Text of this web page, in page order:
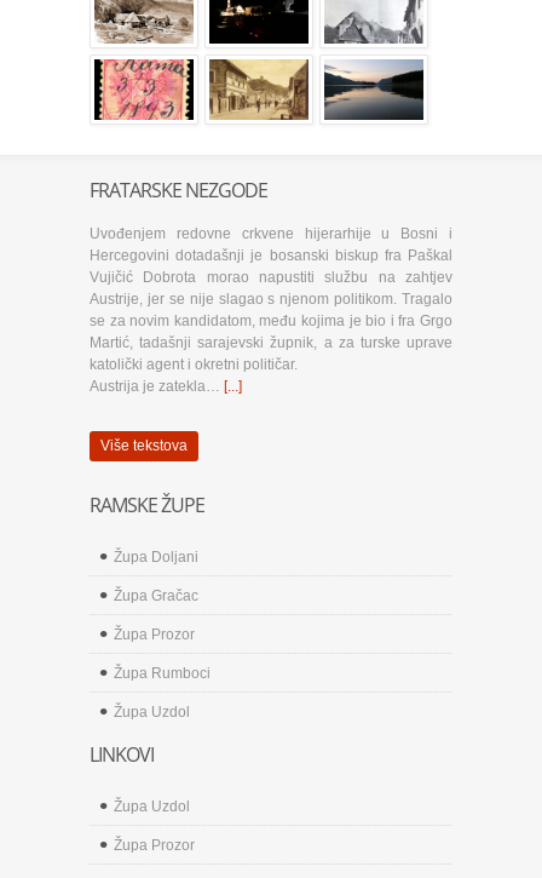
FRATARSKE NEZGODE
Uvođenjem redovne crkvene hijerarhije u Bosni i
Hercegovini dotadašnji je bosanski biskup fra Paškal
Vujičić Dobrota morao napustiti službu na zahtjev
Austrije, jer se nije slagao s njenom politikom. Tragalo
se za novim kandidatom, među kojima je bio i fra Grgo
Martić, tadašnji sarajevski župnik, a za turske uprave
katolički agent i okretni političar.
Austrija je zatekla… [...]
Više tekstova
RAMSKE ŽUPE
Župa Doljani
Župa Gračac
Župa Prozor
Župa Rumboci
Župa Uzdol
LINKOVI
Župa Uzdol
Župa Prozor